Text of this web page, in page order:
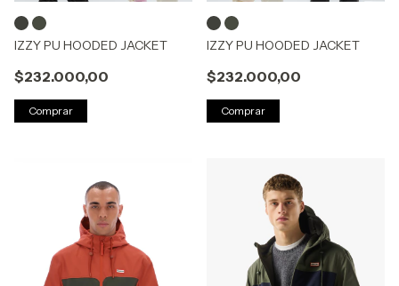
IZZY PU HOODED JACKET
$232.000,00
Comprar
IZZY PU HOODED JACKET
$232.000,00
Comprar